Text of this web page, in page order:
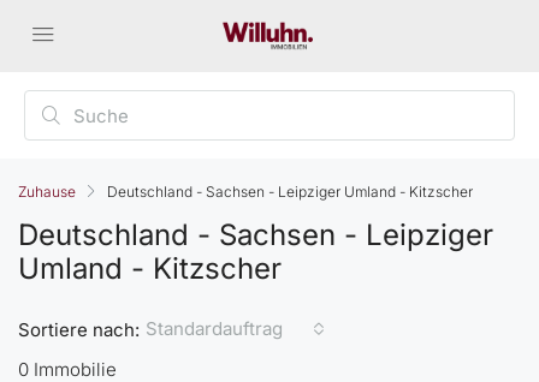
Zuhause Deutschland - Sachsen - Leipziger Umland - Kitzscher
Deutschland - Sachsen - Leipziger
Umland - Kitzscher
0 Immobilie
Sortiere nach: Standardauftrag